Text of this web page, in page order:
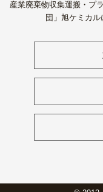
産業廃棄物収集運搬・プ
団」旭ケミカ